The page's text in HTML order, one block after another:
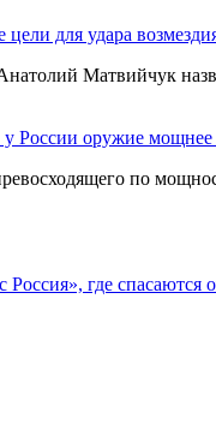
для удара
Матвийчук
у России оружие
по
где